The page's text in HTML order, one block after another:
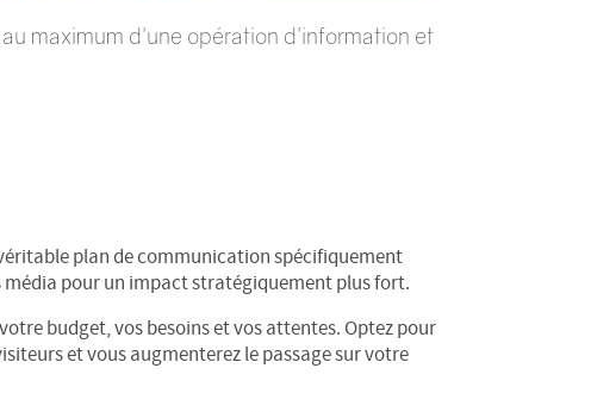
maximum d'une opération d'information et
plan de communication spécifiquement
pour un impact stratégiquement plus fort.
budget, vos besoins et vos attentes. Optez pour
et vous augmenterez le passage sur votre